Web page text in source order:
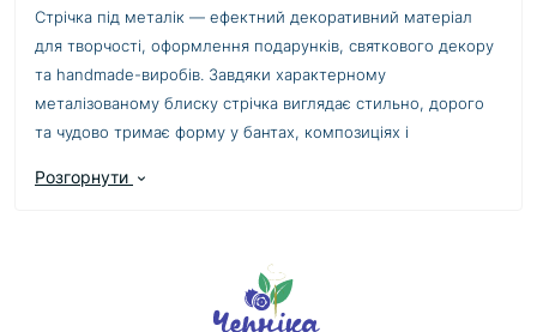
Стрічка під металік — ефектний декоративний матеріал
для творчості, оформлення подарунків, святкового декору
та handmade-виробів. Завдяки характерному
металізованому блиску стрічка виглядає стильно, дорого
та чудово тримає форму у бантах, композиціях і
флористиці, оформленні букетів, декорі інтер’єру,
створенні аксесуарів, новорічних прикрас, подарунковому
Розгорнути